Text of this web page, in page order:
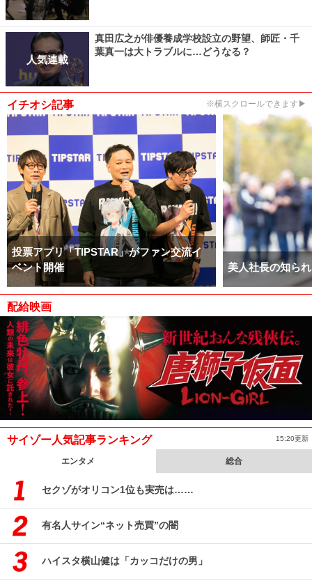
人気連載
真田広之が俳優養成学校設立の野望、師匠・千
葉真一は大トラブルに…どうなる？
イチオシ記事 ※横スクロールできます▶
投票アプリ「TIPSTAR」がファン交流イ
ベント開催
美人社長の知ら
配給映画
サイゾー人気記事ランキング 15:20更新
エンタメ 総合
セクゾがオリコン1位も実売は……
有名人サイン“ネット売買”の闇
ハイスタ横山健は「カッコだけの男」